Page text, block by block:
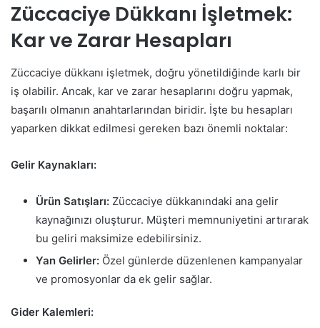
Züccaciye Dükkanı İşletmek:
Kar ve Zarar Hesapları
Züccaciye dükkanı işletmek, doğru yönetildiğinde karlı bir
iş olabilir. Ancak, kar ve zarar hesaplarını doğru yapmak,
başarılı olmanın anahtarlarından biridir. İşte bu hesapları
yaparken dikkat edilmesi gereken bazı önemli noktalar:
Gelir Kaynakları:
Ürün Satışları: Züccaciye dükkanındaki ana gelir
kaynağınızı oluşturur. Müşteri memnuniyetini artırarak
bu geliri maksimize edebilirsiniz.
Yan Gelirler: Özel günlerde düzenlenen kampanyalar
ve promosyonlar da ek gelir sağlar.
Gider Kalemleri: